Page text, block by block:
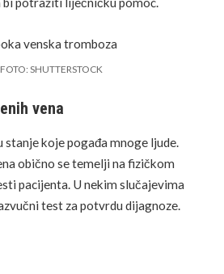
FOTO: SHUTTERSTOCK
vena
stanje koje pogađa mnoge ljude.
obično se temelji na fizičkom
pacijenta. U nekim slučajevima
test za potvrdu dijagnoze.